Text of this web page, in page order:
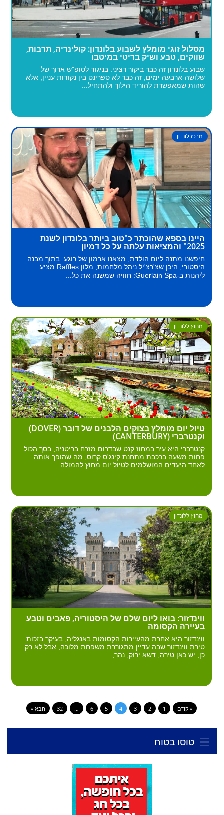
מסלול זוגי מומלץ לשבוע בלונדון: קולינריה, תרבות,
שווקים, טבע ושיק בריטי במיטבו
שבוע בלונדון זה כבר ביקור רציני. בניגוד לסופ"ש ארוך של
שלושה-ארבעה ימים, זה כבר לא ספרינט בין נקודות עניין, אלא
שהות שמאפשרת להוריד הילוך ולהתחיל...
מרכז לונדון
היינו בספא שהוכתר כ"טוב ביותר בלונדון לשנת
2025" והמציאות עלתה על כל דמיון
חיפשנו מתנה ליום הולדת, מצאנו ארמון של רוגע. בתוך מבנה
היסטורי, היכן שצ'רצ'יל ניהל מלחמות, מלון Raffles מציע
ליהנות ב-Guerlain Spa: חוויה שמשנה את כל...
מחוץ ללונדון
טיול יום מומלץ בצוקים הלבנים של דובר (DOVER)
וקנטרברי (CANTERBURY)
קנטרברי היא עיר במחוז קנט שבדרום מזרח בריטניה, בסך הכול
פחות משעה ברכבת מתחנת קינג'ס קרוס, מה שהופך אותה
לאחד היעדים המושלמים לטיול יום מחוץ להמולה...
מחוץ ללונדון
ווינדזור: בואו ליום שלם של היסטוריה, פאבים וטבע
בעיירה הקסומה
ווינדזור היא אחרת מהעיירות הקסומות באנגליה, בעיקר בזכות
טירת ווינדזור שבה עדיין מתגוררת משפחת מלוכה, אבל לא רק.
כן, יש כאן טירה, דשא ירוק, נהר,...
» קודם 1
2
3
4
5
6
…
32 הבא »
טוסו בטוח